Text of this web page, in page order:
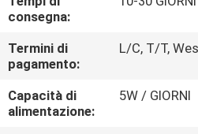
RICHIEDA
UNA
CITAZIONE
consegna:
Termini di
pagamento:
L/C, T/T,
Capacità di
alimentazione:
5W / GIORNI